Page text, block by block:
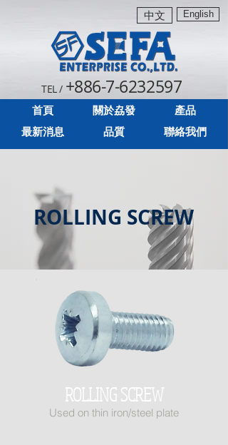
中文 English
TEL / +886-7-6232597
首頁 關於劦發
產品
最新消息
品質 聯絡我們
ROLLING SCREW
ROLLING SCREW
Used on thin iron/steel plate